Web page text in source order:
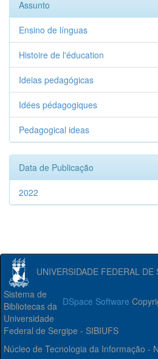
Assunto
Ensino de línguas
Histoire de l'éducation
Ideias pedagógicas
Idées pédagogiques
Pedagogical ideas
Data de Publicação
2022
UNIVERSIDADE FEDERAL DE
DSpace Software
Sistema de
Bibliotecas da
Universidade
Federal de Sergipe - SIBIUFS
Núcleo de Tecnologia da Informação -